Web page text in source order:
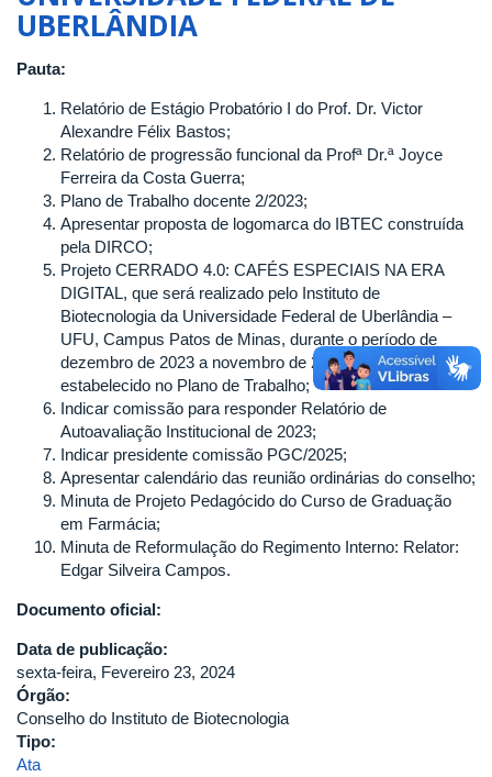
CONSELHO
DO
BIOTECNOLOGIA
DA
UNIVERSIDADE
FEDERAL
DE
UBERLÂNDIA
UBERLÂNDIA
Pauta:
Relatório de Estágio Probatório I do Prof. Dr. Victor
Alexandre Félix Bastos;
Relatório de progressão funcional da Profª Dr.ª Joyce
Ferreira da Costa Guerra;
Plano de Trabalho docente 2/2023;
Apresentar proposta de logomarca do IBTEC construída
pela DIRCO;
Projeto CERRADO 4.0: CAFÉS ESPECIAIS NA ERA
DIGITAL, que será realizado pelo Instituto de
Biotecnologia da Universidade Federal de Uberlândia –
UFU, Campus Patos de Minas, durante o período de
dezembro de 2023 a novembro de 2024, conforme
estabelecido no Plano de Trabalho;
Indicar comissão para responder Relatório de
Autoavaliação Institucional de 2023;
Indicar presidente comissão PGC/2025;
Apresentar calendário das reunião ordinárias do conselho;
Minuta de Projeto Pedagócido do Curso de Graduação
em Farmácia;
Minuta de Reformulação do Regimento Interno: Relator:
Edgar Silveira Campos.
Documento oficial:
Data de publicação:
sexta-feira, Fevereiro 23, 2024
Órgão:
Conselho do Instituto de Biotecnologia
Tipo:
Ata